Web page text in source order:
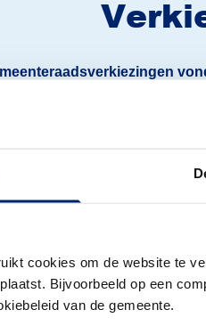
cookies om de website te
Bijvoorbeeld op een
van de gemeente.
definitieve uitslag